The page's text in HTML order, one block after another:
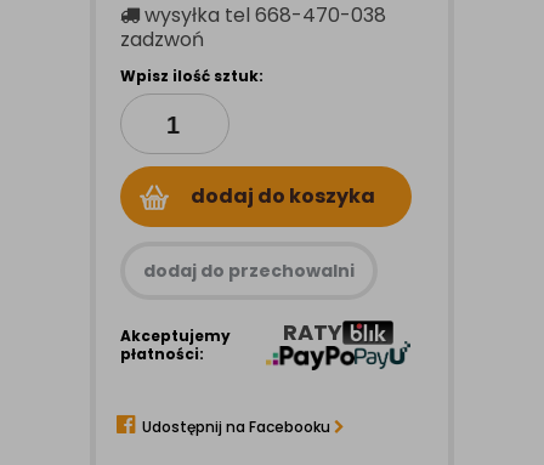
wysyłka tel 668-470-038
zadzwoń
Wpisz ilość sztuk:
dodaj do koszyka
dodaj do przechowalni
Akceptujemy
płatności:
RATY
Udostępnij na Facebooku